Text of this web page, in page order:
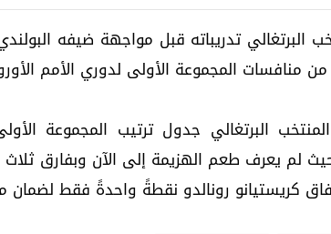
البرتغالي تدريباته قبل مواجهة ضيفه
منافسات المجموعة الأولى لدوري الأمم
البرتغالي جدول ترتيب المجموعة
لم يعرف طعم الهزيمة إلى الآن وبفارق ثلاث
كريستيانو رونالدو نقطةً واحدةً فقط لضمان